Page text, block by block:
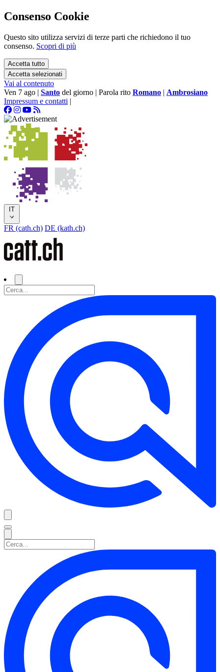
Consenso Cookie
Questo sito utilizza servizi di terze parti che richiedono il tuo
consenso. Scopri di più
Accetta tutto
Accetta selezionati
Vai al contenuto
Ven 7 ago | Santo del giorno | Parola rito Romano | Ambrosiano
Impressum e contatti |
IT
FR (cath.ch) DE (kath.ch)